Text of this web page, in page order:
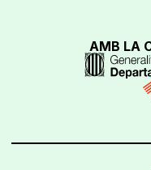
AMB LA